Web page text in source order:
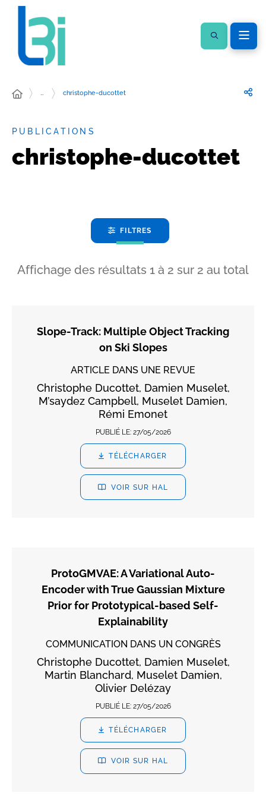
… christophe-ducottet
PUBLICATIONS
christophe-ducottet
FILTRES
Affichage des résultats 1 à 2 sur 2 au total
Slope-Track: Multiple Object Tracking
on Ski Slopes
ARTICLE DANS UNE REVUE
Christophe Ducottet, Damien Muselet,
M’saydez Campbell, Muselet Damien,
Rémi Emonet
PUBLIÉ LE: 27/05/2026
TÉLÉCHARGER
VOIR SUR HAL
ProtoGMVAE: A Variational Auto-
Encoder with True Gaussian Mixture
Prior for Prototypical-based Self-
Explainability
COMMUNICATION DANS UN CONGRÈS
Christophe Ducottet, Damien Muselet,
Martin Blanchard, Muselet Damien,
Olivier Delézay
PUBLIÉ LE: 27/05/2026
TÉLÉCHARGER
VOIR SUR HAL